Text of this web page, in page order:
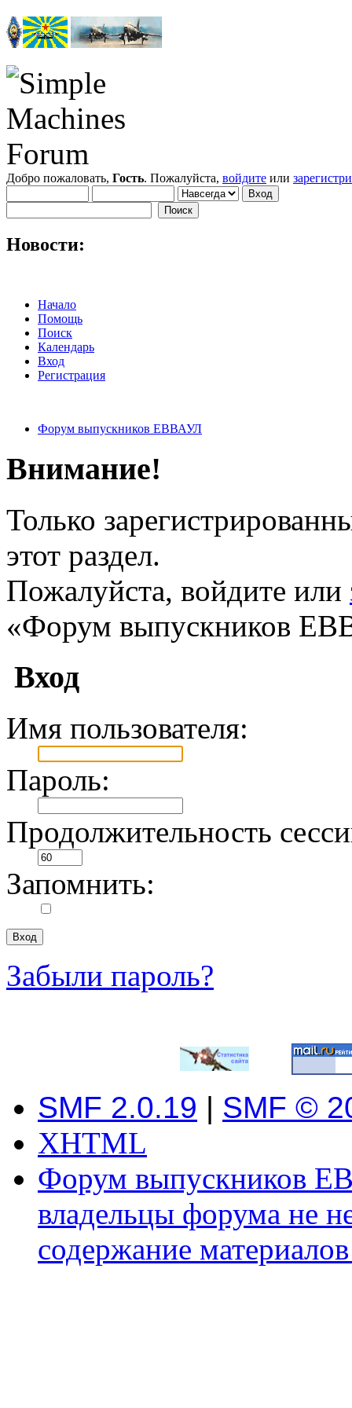
Добро пожаловать, Гость. Пожалуйста, войдите или
Новости:
Начало
Помощь
Поиск
Календарь
Вход
Регистрация
Форум выпускников ЕВВАУЛ
Внимание!
Только
этот раздел.
Пожалуйста, войдите или
«Форум выпускников
Вход
Имя пользователя:
Пароль:
Продолжительность
Запомнить:
Забыли пароль?
SMF 2.0.19 | SMF ©
XHTML
Форум выпускников
владельцы форума не
содержание